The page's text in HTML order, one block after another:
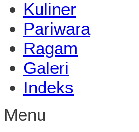
Kuliner
Pariwara
Ragam
Galeri
Indeks
Menu